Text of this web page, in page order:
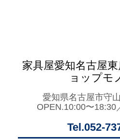
家具屋愛知名古屋
ョップモ
愛知県名古屋市守
OPEN.10:00〜18:30
Tel.052-